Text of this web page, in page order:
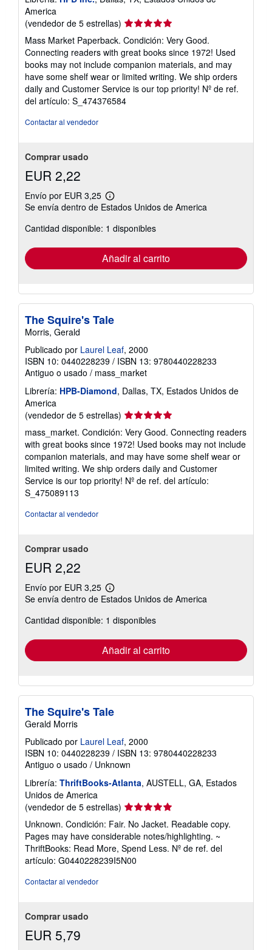
America
(vendedor de 5 estrellas) Calificación
del
vendedor:
5
de
5
estrellas
Mass Market Paperback. Condición: Very Good.
Connecting readers with great books since 1972! Used
books may not include companion materials, and may
have some shelf wear or limited writing. We ship orders
daily and Customer Service is our top priority! Nº de ref.
del artículo: S_474376584
Contactar al vendedor
Comprar usado
EUR 2,22
Envío por EUR 3,25
Más
información
las
tarifas
envío
Se envía dentro de Estados Unidos de America
Cantidad disponible: 1 disponibles
Añadir al carrito
The Squire's Tale
Morris, Gerald
Publicado por Laurel Leaf, 2000
ISBN 10: 0440228239 / ISBN 13: 9780440228233
Antiguo o usado / mass_market
Librería: HPB-Diamond, Dallas, TX, Estados Unidos de
America
(vendedor de 5 estrellas) Calificación
del
vendedor:
5
de
5
estrellas
mass_market. Condición: Very Good. Connecting readers
with great books since 1972! Used books may not include
companion materials, and may have some shelf wear or
limited writing. We ship orders daily and Customer
Service is our top priority! Nº de ref. del artículo:
S_475089113
Contactar al vendedor
Comprar usado
EUR 2,22
Envío por EUR 3,25
Más
información
las
tarifas
envío
Se envía dentro de Estados Unidos de America
Cantidad disponible: 1 disponibles
Añadir al carrito
The Squire's Tale
Gerald Morris
Publicado por Laurel Leaf, 2000
ISBN 10: 0440228239 / ISBN 13: 9780440228233
Antiguo o usado / Unknown
Librería: ThriftBooks-Atlanta, AUSTELL, GA, Estados
Unidos de America
(vendedor de 5 estrellas) Calificación
del
vendedor:
5
de
5
Unknown. Condición: Fair. No Jacket. Readable copy.
Pages may have considerable notes/highlighting. ~
ThriftBooks: Read More, Spend Less. Nº de ref. del
artículo: G0440228239I5N00
Contactar al vendedor
Comprar usado
EUR 5,79